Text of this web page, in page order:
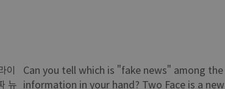
이
뉴
Can you tell which is "fake news" among the
information in your hand? Two Face is a new